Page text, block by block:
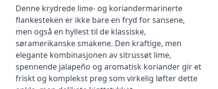
Denne krydrede lime- og koriandermarinerte
flankesteken er ikke bare en fryd for sansene,
men også en hyllest til de klassiske,
søramerikanske smakene. Den kraftige, men
elegante kombinasjonen av sitrussøt lime,
spennende jalapeño og aromatisk koriander gir et
friskt og komplekst preg som virkelig løfter dette